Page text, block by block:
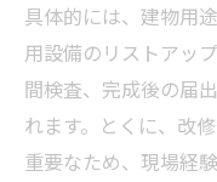
具体的には、建物用
用設備のリストアッ
間検査、完成後の届
れます。とくに、改
重要なため、現場経